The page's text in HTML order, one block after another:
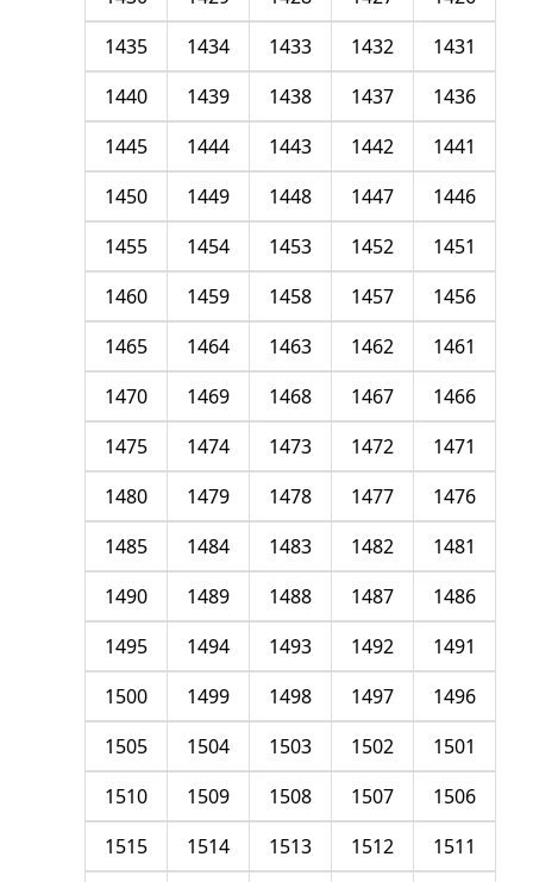
1431
1432
1433
1434
1435
1436
1437
1438
1439
1440
1441
1442
1443
1444
1445
1446
1447
1448
1449
1450
1451
1452
1453
1454
1455
1456
1457
1458
1459
1460
1461
1462
1463
1464
1465
1466
1467
1468
1469
1470
1471
1472
1473
1474
1475
1476
1477
1478
1479
1480
1481
1482
1483
1484
1485
1486
1487
1488
1489
1490
1491
1492
1493
1494
1495
1496
1497
1498
1499
1500
1501
1502
1503
1504
1505
1506
1507
1508
1509
1510
1511
1512
1513
1514
1515